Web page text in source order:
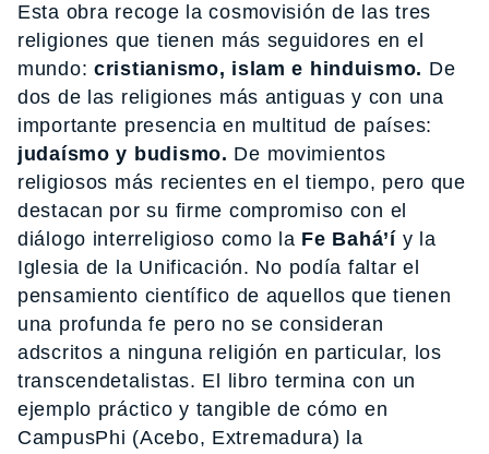
Esta obra recoge la cosmovisión de las tres
religiones que tienen más seguidores en el
mundo:cristianismo, islam e hinduismo. De
dos de las religiones más antiguas y con una
importante presencia en multitud de países:
judaísmo y budismo. De movimientos
religiosos más recientes en el tiempo, pero que
destacan por su firme compromiso con el
diálogo interreligioso como la Fe Bahá’í y la
Iglesia de la Unificación. No podía faltar el
pensamiento científico de aquellos que tienen
una profunda fe pero no se consideran
adscritos a ninguna religión en particular, los
transcendetalistas. El libro termina con un
ejemplo práctico y tangible de cómo en
CampusPhi (Acebo, Extremadura) la